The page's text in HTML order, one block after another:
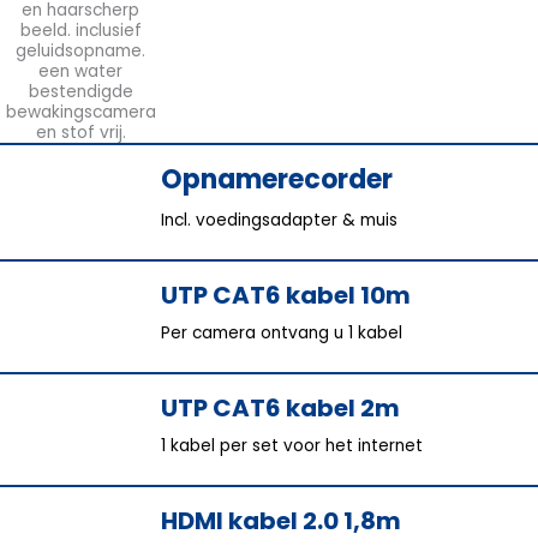
Opnamerecorder
Incl. voedingsadapter & muis
UTP CAT6 kabel 10m
Per camera ontvang u 1 kabel
UTP CAT6 kabel 2m
1 kabel per set voor het internet
HDMI kabel 2.0 1,8m